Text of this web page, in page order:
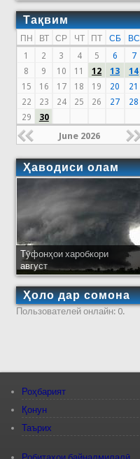
Тақвим
ПН ВТ СР ЧТ ПТ СБ
ВС
1
2 3 4 5 6
7
8
9 10 11 12 13
14
15
16 17 18 19 20
21
22
23 24 25 26 27
28
29
30
June 2026
Ҳаводиси олам
Тӯфонҳои харобкори
август
Ҳоло дар сомона
Пользователей онлайн: 0.
Роҳбарият
Қонун
Таърих